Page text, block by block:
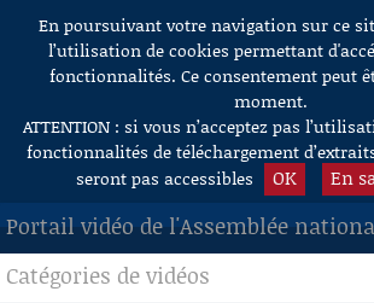
Aller au contenu
En poursuivant votre navigation sur ce
l’utilisation de cookies permettant
fonctionnalités. Ce consentement peut
moment.
ATTENTION : si vous n’acceptez pas
fonctionnalités de téléchargement
seront pas accessibles
OK En
Portail vidéo de l'Assemblée
ACCUEIL
Catégories de vidéos